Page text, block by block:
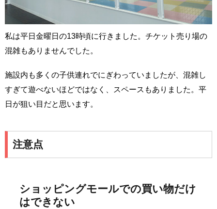
私は平日金曜日の13時頃に行きました。チケット売り場の
混雑もありませんでした。
施設内も多くの子供連れでにぎわっていましたが、混雑し
すぎて遊べないほどではなく、スペースもありました。平
日が狙い目だと思います。
注意点
ショッピングモールでの買い物だけ
はできない